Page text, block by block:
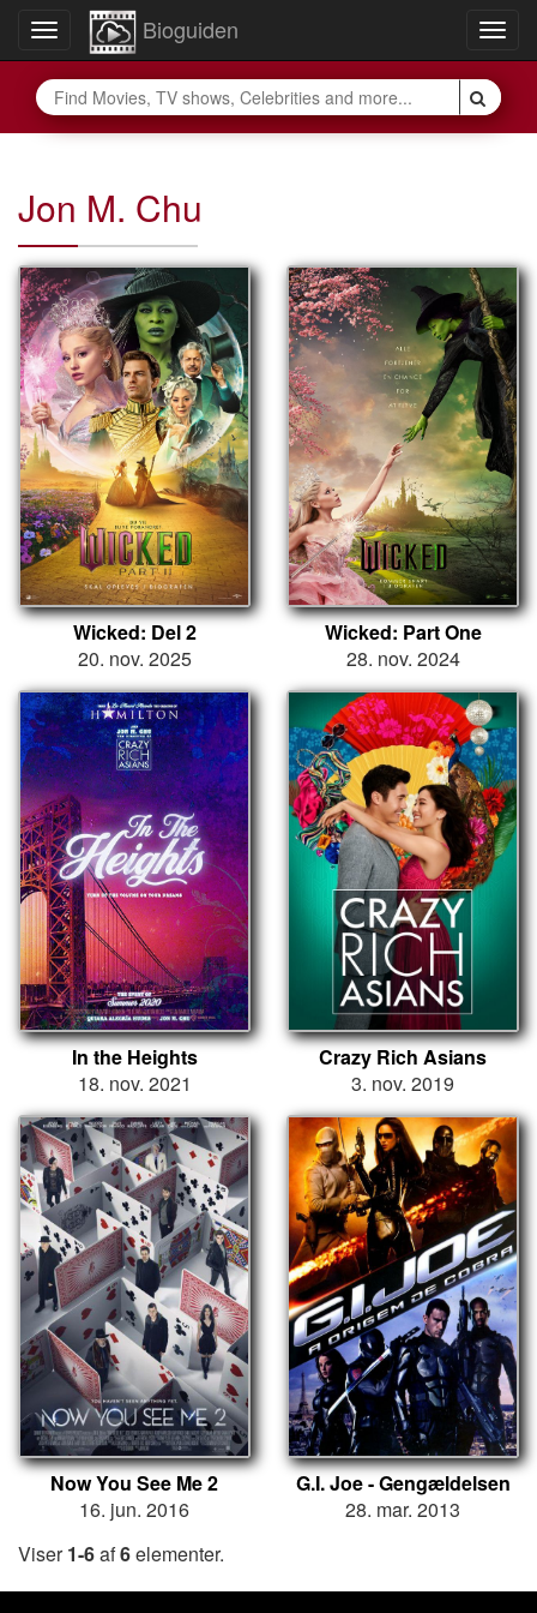
Toggle
navigation
Bioguiden
Jon M. Chu
Wicked: Del 2
20. nov. 2025
Wicked: Part One
28. nov. 2024
In the Heights
18. nov. 2021
Crazy Rich Asians
3. nov. 2019
Now You See Me 2
16. jun. 2016
G.I. Joe - Gengældelsen
28. mar. 2013
Viser1-6af6elementer.